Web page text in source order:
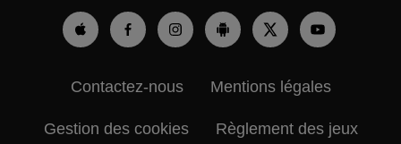
Contactez-nous Mentions légales
Gestion des cookies Règlement des jeux